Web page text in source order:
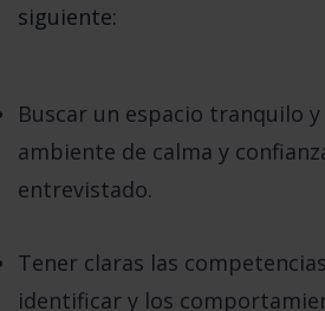
siguiente:
Buscar un espacio tranquilo
ambiente de calma y
entrevistado.
Tener claras las
identificar y los